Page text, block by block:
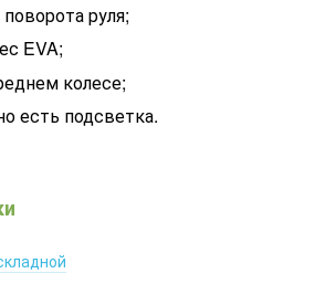
руля;
EVA;
колесе;
есть подсветка.